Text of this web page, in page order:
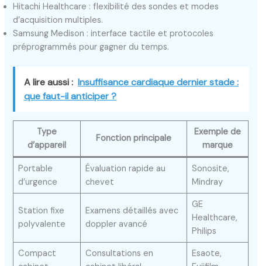
Hitachi Healthcare : flexibilité des sondes et modes
d’acquisition multiples.
Samsung Medison : interface tactile et protocoles
préprogrammés pour gagner du temps.
A lire aussi : Insuffisance cardiaque dernier stade :
que faut-il anticiper ?
Type
d’appareil
Fonction principale
Exemple de
marque
Portable
d’urgence
Évaluation rapide au
chevet
Sonosite,
Mindray
Station fixe
polyvalente
Examens détaillés avec
doppler avancé
GE
Healthcare,
Philips
Compact
Consultations en
Esaote,